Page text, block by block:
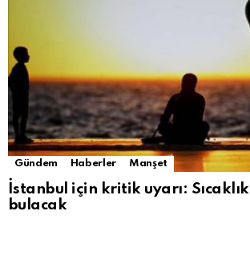
Gündem Haberler Manşet
İstanbul için kritik uyarı:
bulacak